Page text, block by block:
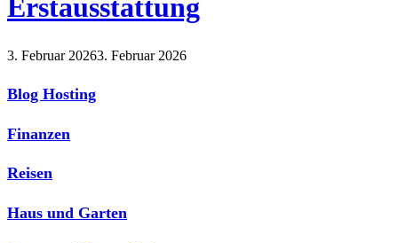
Erstausstattung
3. Februar 20263. Februar 2026
Blog Hosting
Finanzen
Reisen
Haus und Garten